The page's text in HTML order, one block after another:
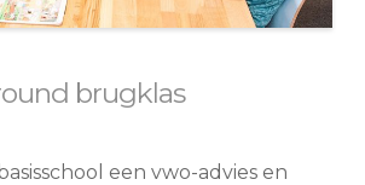
brugklas
een vwo-advies en